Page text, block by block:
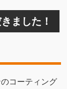
ました！
コーティング